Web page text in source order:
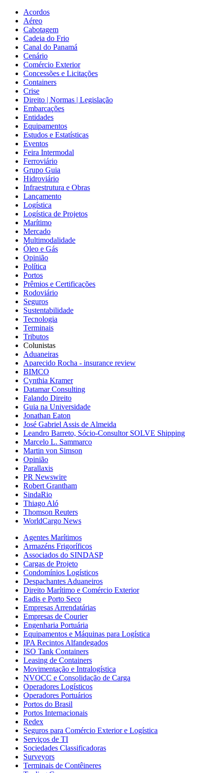
Acordos
Aéreo
Cabotagem
Cadeia do Frio
Canal do Panamá
Cenário
Comércio Exterior
Concessões e Licitações
Containers
Crise
Direito | Normas | Legislação
Embarcações
Entidades
Equipamentos
Estudos e Estatísticas
Eventos
Feira Intermodal
Ferroviário
Grupo Guia
Hidroviário
Infraestrutura e Obras
Lançamento
Logística
Logística de Projetos
Marítimo
Mercado
Multimodalidade
Óleo e Gás
Opinião
Política
Portos
Prêmios e Certificações
Rodoviário
Seguros
Sustentabilidade
Tecnologia
Terminais
Tributos
Colunistas
Aduaneiras
Aparecido Rocha - insurance review
BIMCO
Cynthia Kramer
Datamar Consulting
Falando Direito
Guia na Universidade
Jonathan Eaton
José Gabriel Assis de Almeida
Leandro Barreto, Sócio-Consultor SOLVE Shipping
Marcelo L. Sammarco
Martin von Simson
Opinião
Parallaxis
PR Newswire
Robert Grantham
SindaRio
Thiago Aló
Thomson Reuters
WorldCargo News
Agentes Marítimos
Armazéns Frigoríficos
Associados do SINDASP
Cargas de Projeto
Condomínios Logísticos
Despachantes Aduaneiros
Direito Marítimo e Comércio Exterior
Eadis e Porto Seco
Empresas Arrendatárias
Empresas de Courier
Engenharia Portuária
Equipamentos e Máquinas para Logística
IPA Recintos Alfandegados
ISO Tank Containers
Leasing de Containers
Movimentação e Intralogística
NVOCC e Consolidação de Carga
Operadores Logísticos
Operadores Portuários
Portos do Brasil
Portos Internacionais
Redex
Seguros para Comércio Exterior e Logística
Serviços de TI
Sociedades Classificadoras
Surveyors
Terminais de Contêineres